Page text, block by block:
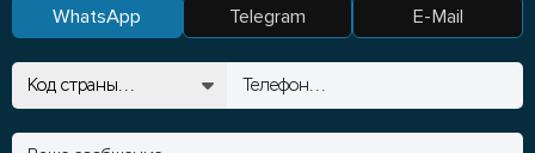
WhatsApp Telegram E-Mail